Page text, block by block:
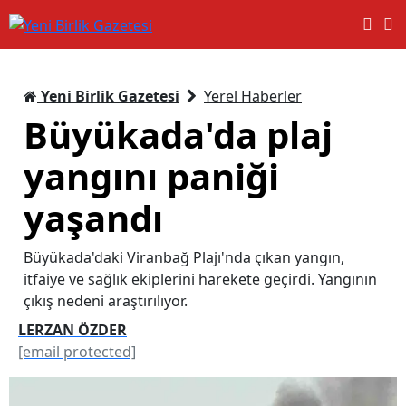
Yeni Birlik Gazetesi Yerel Haberler
Büyükada'da plaj
yangını paniği
yaşandı
Büyükada'daki Viranbağ Plajı'nda çıkan yangın,
itfaiye ve sağlık ekiplerini harekete geçirdi. Yangının
çıkış nedeni araştırılıyor.
LERZAN ÖZDER
[email protected]